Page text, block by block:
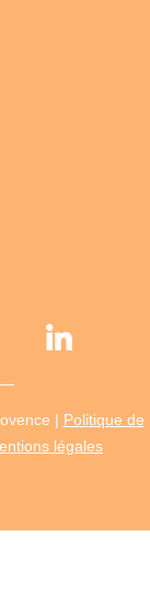
| Politique de
légales